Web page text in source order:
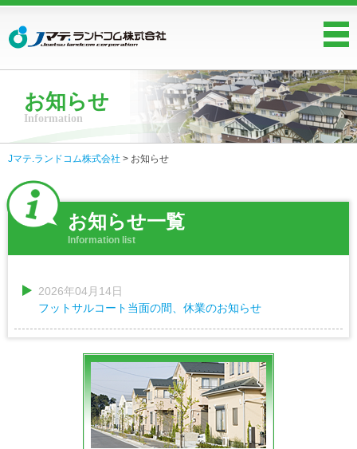
お知らせ
Information
Jマテ.ランドコム株式会社 > お知らせ
お知らせ一覧
Information list
2026年04月14日
フットサルコート当面の間、休業のお知らせ